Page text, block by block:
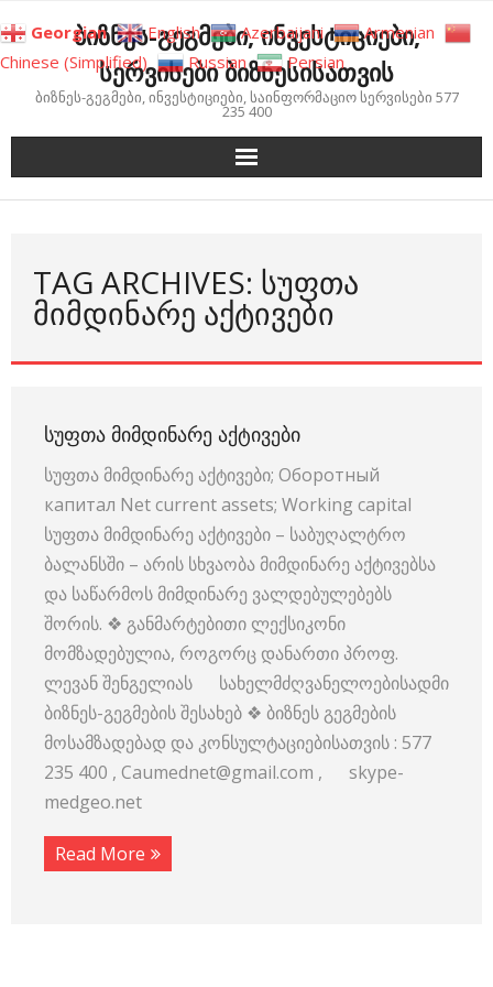
to
content
ბიზნეს-გეგმები, ინვესტიციები,
სერვისები ბიზნესისათვის
ბიზნეს-გეგმები, ინვესტიციები, საინფორმაციო სერვისები 577
235 400
TAG ARCHIVES: ᲡᲣᲤᲗᲐ
ᲛᲘᲛᲓᲘᲜᲐᲠᲔ ᲐᲥᲢᲘᲕᲔᲑᲘ
ᲡᲣᲤᲗᲐ ᲛᲘᲛᲓᲘᲜᲐᲠᲔ ᲐᲥᲢᲘᲕᲔᲑᲘ
სუფთა მიმდინარე აქტივები; Оборотный
капитал Net current assets; Working capital
სუფთა მიმდინარე აქტივები – საბუღალტრო
ბალანსში – არის სხვაობა მიმდინარე აქტივებსა
და საწარმოს მიმდინარე ვალდებულებებს
შორის. ❖ განმარტებითი ლექსიკონი
მომზადებულია, როგორც დანართი პროფ.
ლევან შენგელიას სახელმძღვანელოებისადმი
ბიზნეს-გეგმების შესახებ ❖ ბიზნეს გეგმების
მოსამზადებად და კონსულტაციებისათვის : 577
235 400 , Caumednet@gmail.com , skype-
medgeo.net
Read More
Georgian English Azerbaijani
Armenian
Chinese (Simplified)
Russian Persian